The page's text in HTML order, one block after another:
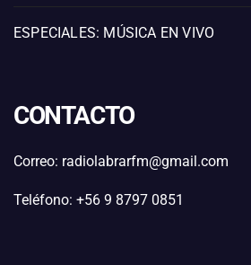
ESPECIALES: MÚSICA EN VIVO
CONTACTO
Correo: radiolabrarfm@gmail.com
Teléfono: +56 9 8797 0851